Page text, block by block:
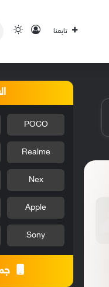
تابعنا تسجيل
POCO
Realme
Nex
Apple
Sony